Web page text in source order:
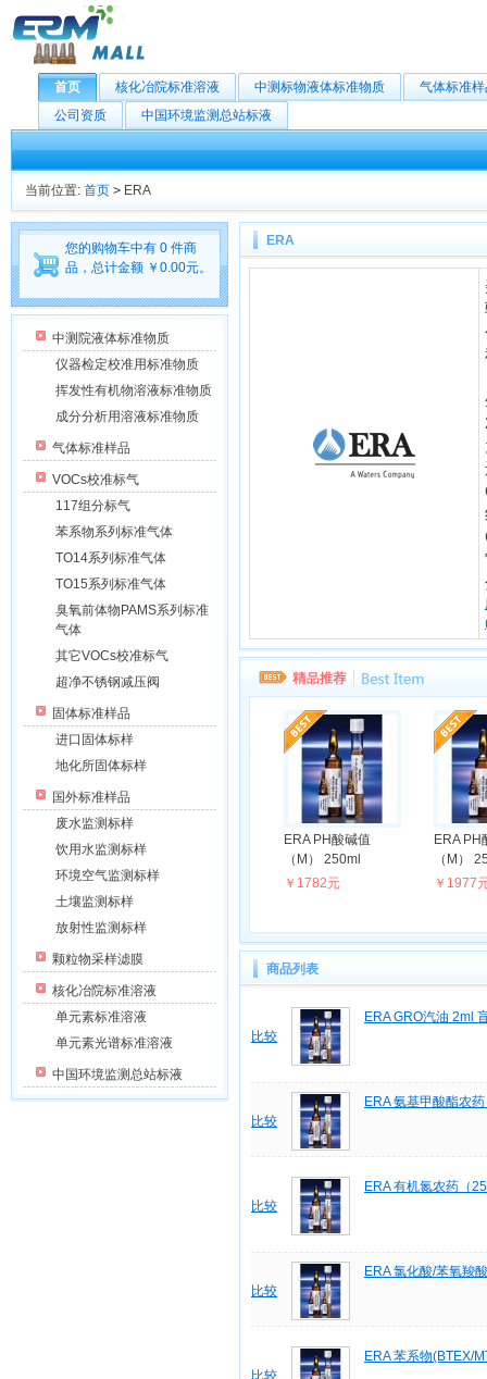
首页 核化冶院标准溶液 中测标物液体标准物质
气体标准
公司资质
中国环境监测总站标液
当前位置: 首页 > ERA
您的购物车中有 0 件商
品，总计金额 ￥0.00元。
中测院液体标准物质
仪器检定校准用标准物质
挥发性有机物溶液标准物质
成分分析用溶液标准物质
气体标准样品
VOCs校准标气
117组分标气
苯系物系列标准气体
TO14系列标准气体
TO15系列标准气体
臭氧前体物PAMS系列标准
气体
其它VOCs校准标气
超净不锈钢减压阀
固体标准样品
进口固体标样
地化所固体标样
国外标准样品
废水监测标样
饮用水监测标样
环境空气监测标样
土壤监测标样
放射性监测标样
颗粒物采样滤膜
核化冶院标准溶液
单元素标准溶液
单元素光谱标准溶液
中国环境监测总站标液
ERA
ERA PH酸碱值
（M） 250ml
￥1782元
ERA PH
（M）
￥1977
商品列表
比较
ERA GRO汽油 2ml
比较
ERA 氨基甲酸酯农
比较
ERA 有机氮农药（
比较
ERA 氯化酸/苯氧羧
比较
ERA 苯系物(BTEX/